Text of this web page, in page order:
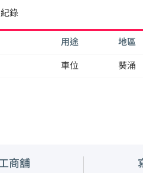
錄
用途 地區
車位 葵涌
商舖